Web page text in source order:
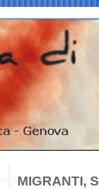
MIGRANTI,